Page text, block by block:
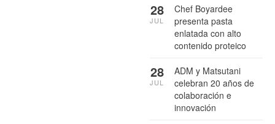
Chef Boyardee
presenta pasta
enlatada con alto
contenido proteico
28
JUL
ADM y Matsutani
celebran 20 años de
colaboración e
innovación
28
JUL